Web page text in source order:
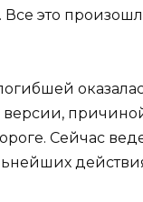
Все это
Сейчас